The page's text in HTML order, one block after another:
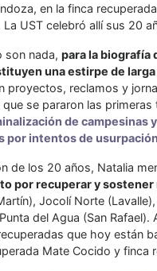
en la finca
UST celebró allí sus 20
son nada, para la biografía
una estirpe de larga
proyectos, reclamos y
se pararon las
de campesinas
por intentos de usurpación
de los 20 años, Natalia
por recuperar y
Jocolí Norte
del Agua (San
que hoy están
Mate Cocido y